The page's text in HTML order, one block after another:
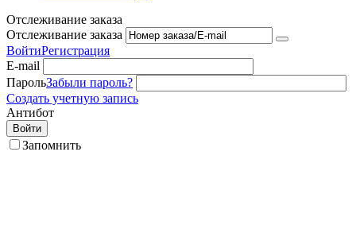
Отслеживание заказа
Отслеживание заказа
ВойтиРегистрация
E-mail
ПарольЗабыли пароль?
Создать учетную запись
Антибот
Войти
Запомнить